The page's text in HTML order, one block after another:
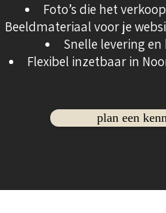
Foto’s die het
Beeldmateriaal voor je
Snelle levering
Flexibel inzetbaar in
plan een